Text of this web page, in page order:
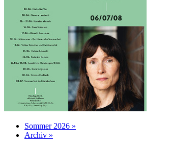
Sommer 2026 »
Archiv »